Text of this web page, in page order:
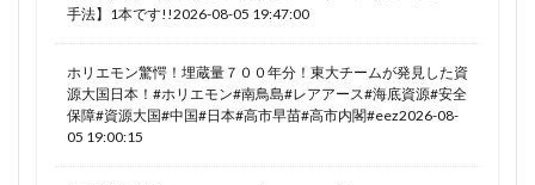
手法】1本です!!2026-08-05 19:47:00
ホリエモン驚愕！埋蔵量７００年分！東大チームが発見した資
源大国日本！#ホリエモン#南鳥島#レアアース#海底資源#安全
保障#資源大国#中国#日本#高市早苗#高市内閣#eez2026-08-
05 19:00:15